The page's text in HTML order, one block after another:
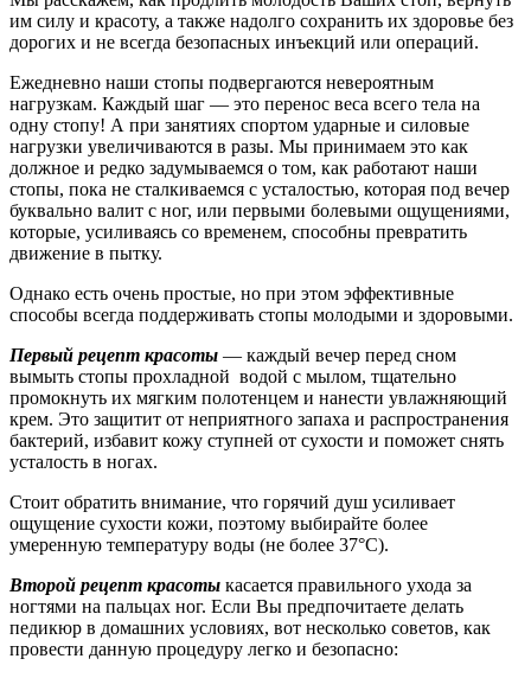
им силу и красоту, а также надолго сохранить их здоровье без
дорогих и не всегда безопасных инъекций или операций.
Ежедневно наши стопы подвергаются невероятным
нагрузкам. Каждый шаг — это перенос веса всего тела на
одну стопу! А при занятиях спортом ударные и силовые
нагрузки увеличиваются в разы. Мы принимаем это как
должное и редко задумываемся о том, как работают наши
стопы, пока не сталкиваемся с усталостью, которая под вечер
буквально валит с ног, или первыми болевыми ощущениями,
которые, усиливаясь со временем, способны превратить
движение в пытку.
Однако есть очень простые, но при этом эффективные
способы всегда поддерживать стопы молодыми и здоровыми.
Первый рецепт красоты — каждый вечер перед сном
вымыть стопы прохладной водой с мылом, тщательно
промокнуть их мягким полотенцем и нанести увлажняющий
крем. Это защитит от неприятного запаха и распространения
бактерий, избавит кожу ступней от сухости и поможет снять
усталость в ногах.
Стоит обратить внимание, что горячий душ усиливает
ощущение сухости кожи, поэтому выбирайте более
умеренную температуру воды (не более 37°С).
Второй рецепт красоты касается правильного ухода за
ногтями на пальцах ног. Если Вы предпочитаете делать
педикюр в домашних условиях, вот несколько советов, как
провести данную процедуру легко и безопасно: